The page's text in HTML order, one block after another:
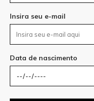
Insira seu e-mail
Data de nascimento